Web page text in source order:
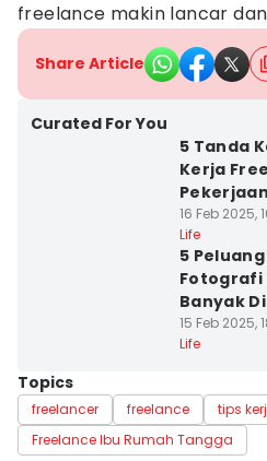
freelance makin lancar
Share Article
Curated For You
5 Tanda
Kerja
16 Feb 2025,
Life
5
Fotografi
Banyak
15 Feb 2025,
Life
Topics
freelancer freelance tips
Freelance Ibu Rumah Tangga